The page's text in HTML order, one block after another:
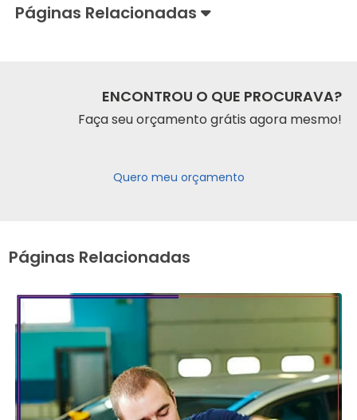
Páginas Relacionadas
ENCONTROU O QUE PROCURAVA?
Faça seu orçamento grátis agora mesmo!
Quero meu orçamento
Páginas Relacionadas